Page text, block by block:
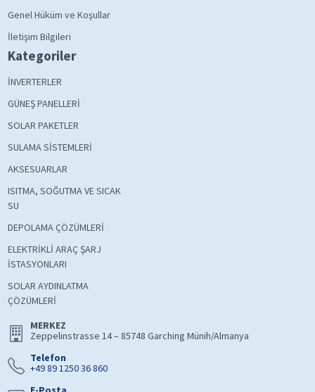
Genel Hüküm ve Koşullar
İletişim Bilgileri
Kategoriler
İNVERTERLER
GÜNEŞ PANELLERİ
SOLAR PAKETLER
SULAMA SİSTEMLERİ
AKSESUARLAR
ISITMA, SOĞUTMA VE SICAK
SU
DEPOLAMA ÇÖZÜMLERİ
ELEKTRİKLİ ARAÇ ŞARJ
İSTASYONLARI
SOLAR AYDINLATMA
ÇÖZÜMLERİ
MERKEZ
Zeppelinstrasse 14 – 85748 Garching Münih/Almanya
Telefon
+49 89 1250 36 860